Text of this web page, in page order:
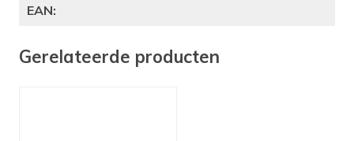
EAN:
Gerelateerde producten